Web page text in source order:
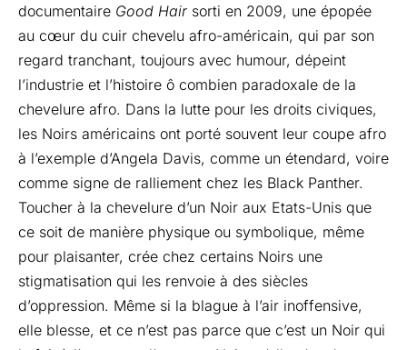
documentaire Good Hair sorti en 2009, une épopée
au cœur du cuir chevelu afro-américain, qui par son
regard tranchant, toujours avec humour, dépeint
l’industrie et l’histoire ô combien paradoxale de la
chevelure afro. Dans la lutte pour les droits civiques,
les Noirs américains ont porté souvent leur coupe afro
à l’exemple d’Angela Davis, comme un étendard, voire
comme signe de ralliement chez les Black Panther.
Toucher à la chevelure d’un Noir aux Etats-Unis que
ce soit de manière physique ou symbolique, même
pour plaisanter, crée chez certains Noirs une
stigmatisation qui les renvoie à des siècles
d’oppression. Même si la blague à l’air inoffensive,
elle blesse, et ce n’est pas parce que c’est un Noir qui